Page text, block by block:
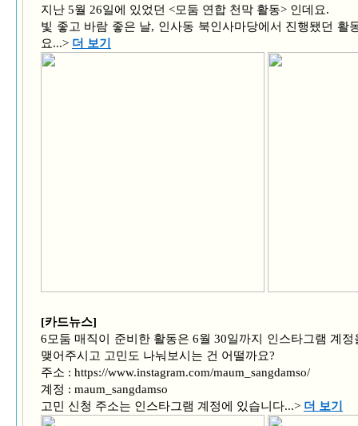
지난 5월 26일에 있었던 <모둠 연합 천막 활동> 인데요.
빛 좋고 바람 좋은 날, 인사동 북인사마당에서 진행됐던 활
요...> 더 보기
[카드뉴스]
6모둠 매직이 준비한 활동은 6월 30일까지 인스타그램 계
맺어주시고 고민도 나눠보시는 건 어떨까요?
주소 : https://www.instagram.com/maum_sangdamso/
계정 : maum_sangdamso
고민 신청 주소는 인스타그램 계정에 있습니다...> 더 보기